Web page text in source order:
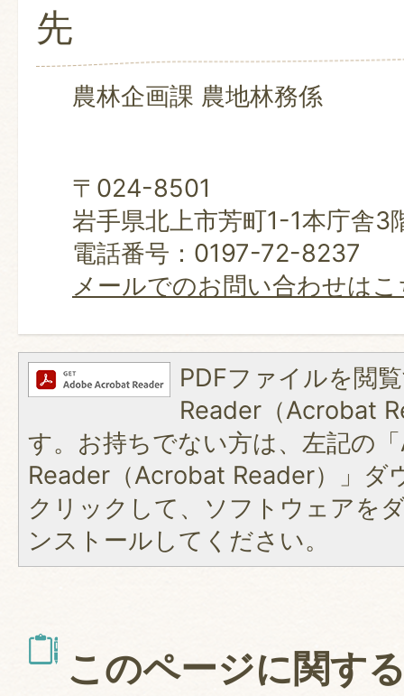
先
農林企画課 農地林務係
〒024-8501
岩手県北上市芳町1-1本庁舎3
電話番号：0197-72-8237
メールでのお問い合わせは
PDFファイルを閲
Reader（Acrobat
す。お持ちでない方は、左記の
Reader（Acrobat Reader）」ダ
クリックして、ソフトウェアを
ンストールしてください。
このページに関す